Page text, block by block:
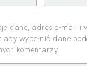
dane, adres e-mail i
wypełnić dane
komentarzy.